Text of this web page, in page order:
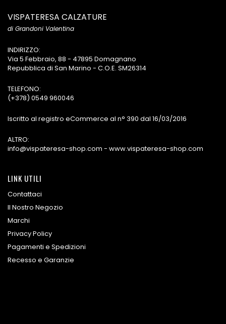
VISPATERESA CALZATURE
di Grandoni Valentina
INDIRIZZO:
Via 5 Febbraio, 88 - 47895 Domagnano
Repubblica di San Marino - C.O.E. SM26314
TELEFONO:
(+378) 0549 960046
Iscritto al registro eCommerce al n° 390 dal 16/03/2016
ALTRO:
info@vispateresa-shop.com - www.vispateresa-shop.com
LINK UTILI
Contattaci
Il Nostro Negozio
Marchi
Privacy Policy
Pagamenti e Spedizioni
Recesso e Garanzie